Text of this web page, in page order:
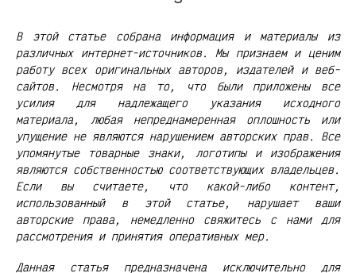
В этой статье собрана информация и материалы из
различных интернет-источников. Мы признаем и ценим
работу всех оригинальных авторов, издателей и веб-
сайтов. Несмотря на то, что были приложены все
усилия для надлежащего указания исходного
материала, любая непреднамеренная оплошность или
упущение не являются нарушением авторских прав. Все
упомянутые товарные знаки, логотипы и изображения
являются собственностью соответствующих владельцев.
Если вы считаете, что какой-либо контент,
использованный в этой статье, нарушает ваши
авторские права, немедленно свяжитесь с нами для
рассмотрения и принятия оперативных мер.
Данная статья предназначена исключительно для